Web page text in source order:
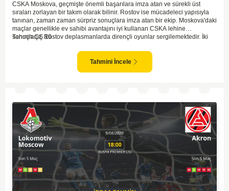
CSKA Moskova, geçmişte önemli başarılara imza atan ve sürekli üst
sıraları zorlayan bir takım olarak bilinir. Rostov ise mücadeleci yapısıyla
tanınan, zaman zaman sürpriz sonuçlara imza atan bir ekip. Moskova'daki
maçlar genellikle ev sahibi avantajını iyi kullanan CSKA lehine
sonuçlanır. Rostov deplasmanlarda dirençli oyunlar sergilemektedir. İki
göstermektedir. CSKA'nın evinde oynayacak olması ve genel istatistikler
göz önüne alındığında, CSKA'nın sahasında kolay kolay puan
kaybetmeyeceğini söyleyebiliriz.
Tahmin ÇŞ 10
Tahmini İncele